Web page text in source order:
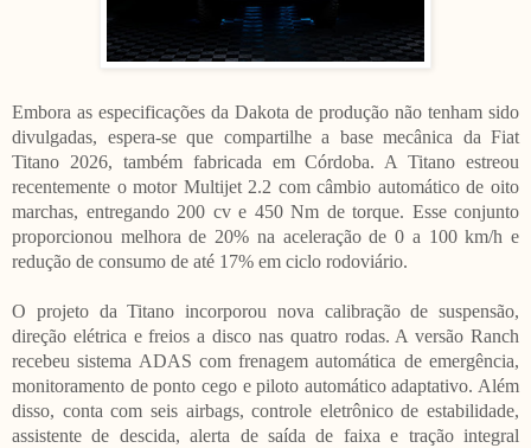
Embora as especificações da Dakota de produção não tenham sido
divulgadas, espera-se que compartilhe a base mecânica da Fiat
Titano 2026, também fabricada em Córdoba. A Titano estreou
recentemente o motor Multijet 2.2 com câmbio automático de oito
marchas, entregando 200 cv e 450 Nm de torque. Esse conjunto
proporcionou melhora de 20% na aceleração de 0 a 100 km/h e
redução de consumo de até 17% em ciclo rodoviário.
O projeto da Titano incorporou nova calibração de suspensão,
direção elétrica e freios a disco nas quatro rodas. A versão Ranch
recebeu sistema ADAS com frenagem automática de emergência,
monitoramento de ponto cego e piloto automático adaptativo. Além
disso, conta com seis airbags, controle eletrônico de estabilidade,
assistente de descida, alerta de saída de faixa e tração integral